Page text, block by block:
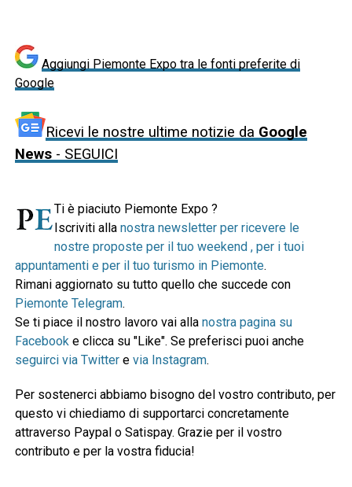
Aggiungi Piemonte Expo tra le fonti preferite di
Google
Ricevi le nostre ultime notizie da Google
News- SEGUICI
Ti è piaciuto Piemonte Expo ?
Iscriviti alla nostra newsletter per ricevere le
nostre proposte per il tuo weekend , per i tuoi
appuntamenti e per il tuo turismo in Piemonte.
Rimani aggiornato su tutto quello che succede con
Piemonte Telegram.
Se ti piace il nostro lavoro vai alla nostra pagina su
Facebook e clicca su "Like". Se preferisci puoi anche
seguirci via Twittere via Instagram.
Per sostenerci abbiamo bisogno del vostro contributo, per
questo vi chiediamo di supportarci concretamente
attraverso Paypal o Satispay. Grazie per il vostro
contributo e per la vostra fiducia!